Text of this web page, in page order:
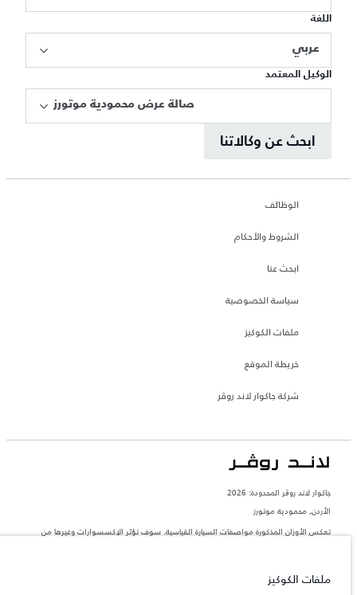
اللغة
عربي
الوكيل المعتمد
صالة عرض محمودية موتورز
ابحث عن وكالاتنا
الوظائف
الشروط والأحكام
ابحث عنا
سياسة الخصوصية
ملفات الكوكيز
خريطة الموقع
شركة جاكوار لاند روڤر
جاكوار لاند روڨر المحدودة: 2026
الأردن, محمودية موتورز
تعكس الأوزان المذكورة مواصفات السيارة القياسية. سوف تؤثر الإكسسوارات وغيرها من
ملفات الكوكيز